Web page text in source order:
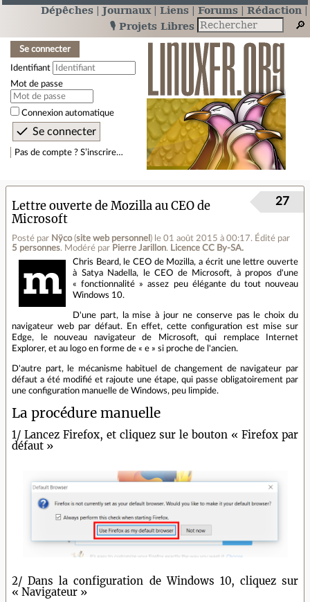
Dépêches Journaux Liens Forums
Rédaction
🎙️ Projets Libres
Se connecter
Identifiant
Mot de passe
Connexion automatique
Pas de compte ? S’inscrire…
Lettre ouverte de Mozilla au CEO de
Microsoft
Posté par Nÿco(site web personnel ) le 01 août 2015 à 00:17. Édité par
5 personnes. Modéré par Pierre Jarillon. Licence CC By‑SA.
27
Chris Beard, le CEO de Mozilla, a écrit une lettre ouverte
à Satya Nadella, le CEO de Microsoft, à propos d'une
« fonctionnalité » assez peu élégante du tout nouveau
Windows 10.
D'une part, la mise à jour ne conserve pas le choix du
navigateur web par défaut. En effet, cette configuration est mise sur
Edge, le nouveau navigateur de Microsoft, qui remplace Internet
Explorer, et au logo en forme de « e » si proche de l'ancien.
D'autre part, le mécanisme habituel de changement de navigateur par
défaut a été modifié et rajoute une étape, qui passe obligatoirement par
une configuration manuelle de Windows, peu limpide.
La procédure manuelle
1/ Lancez Firefox, et cliquez sur le bouton « Firefox par
défaut »
2/ Dans la configuration de Windows 10, cliquez sur
« Navigateur »